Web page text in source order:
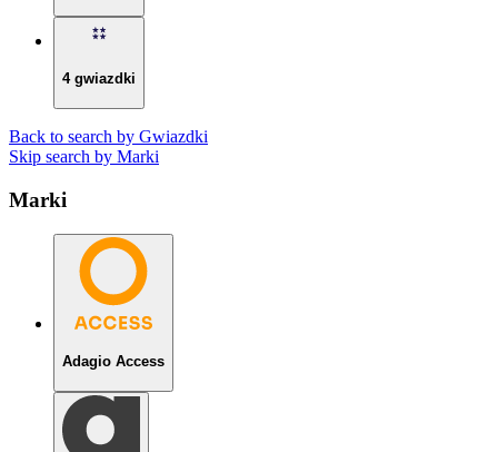
4 gwiazdki
Back to search by Gwiazdki
Skip search by Marki
Marki
Adagio Access